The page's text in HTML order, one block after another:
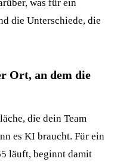
was für ein
die Unterschiede, die
Ort, an dem die
die dein Team
es KI braucht. Für ein
läuft, beginnt damit